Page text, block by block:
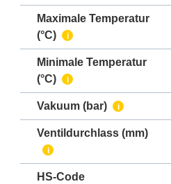
Maximale Temperatur
(°C)
i
Minimale Temperatur
(°C)
i
Vakuum (bar) i
Ventildurchlass (mm)
i
HS-Code